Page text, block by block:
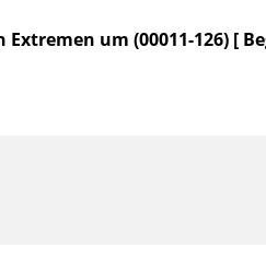
um (00011-126) [